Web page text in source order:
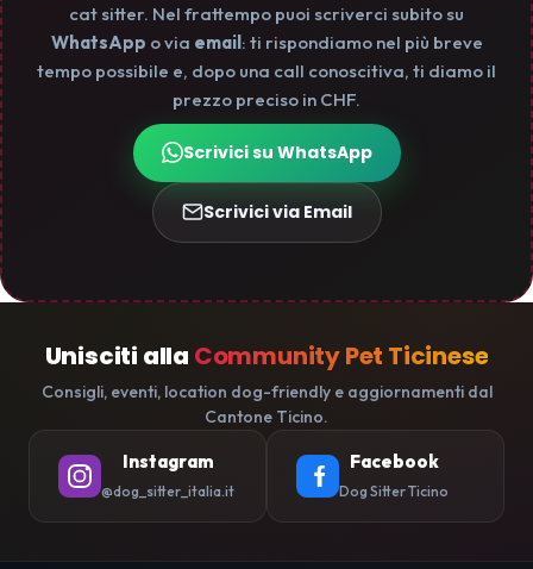
cat sitter. Nel frattempo puoi scriverci subito su
WhatsApp o via email: ti rispondiamo nel più breve
tempo possibile e, dopo una call conoscitiva, ti diamo il
prezzo preciso in CHF.
Scrivici su WhatsApp
Scrivici via Email
Unisciti alla Community Pet Ticinese
Consigli, eventi, location dog-friendly e aggiornamenti dal
Cantone Ticino.
Instagram
@dog_sitter_italia.it
Facebook
Dog Sitter Ticino